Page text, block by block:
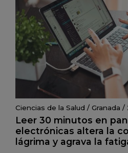
Ciencias de la Salud / Granada /
Leer 30 minutos en
electrónicas altera la
lágrima y agrava la